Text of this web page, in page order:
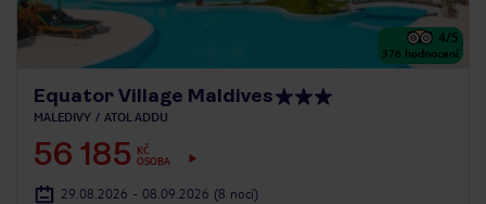
4/5
376 hodnocení
Equator Village Maldives
MALEDIVY ATOL ADDU
56 185
KČ
OSOBA
29.08.2026 - 08.09.2026 (8 nocí)